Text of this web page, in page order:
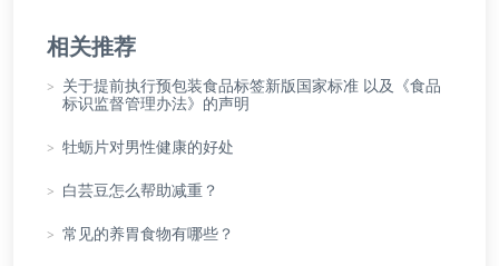
相关推荐
> 关于提前执行预包装食品标签新版国家标准 以及《食品
标识监督管理办法》的声明
> 牡蛎片对男性健康的好处
> 白芸豆怎么帮助减重？
> 常见的养胃食物有哪些？